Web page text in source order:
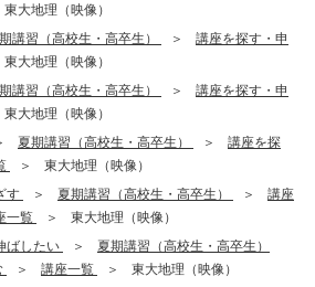
東大地理（映像）
講習（高校生・高卒生）
講座を探す・申
東大地理（映像）
講習（高校生・高卒生）
講座を探す・申
東大地理（映像）
夏期講習（高校生・高卒生）
講座を探
東大地理（映像）
す 夏期講習（高校生・高卒生）
講座
一覧
東大地理（映像）
ばしたい
夏期講習（高校生・高卒生）
講座一覧 東大地理（映像）